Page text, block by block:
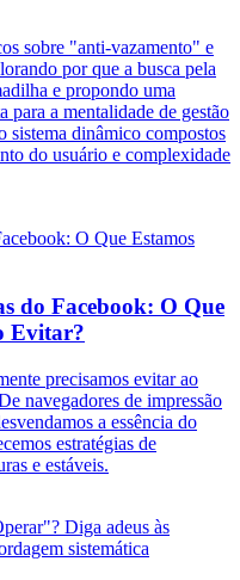
sobre "anti-vazamento" e
por que a busca pela
e propondo uma
para a mentalidade de gestão
sistema dinâmico compostos
do usuário e complexidade
do Facebook: O Que
Evitar?
precisamos evitar ao
navegadores de impressão
a essência do
estratégias de
e estáveis.